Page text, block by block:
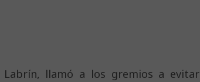
Labrín, llamó a los gremios a evitar